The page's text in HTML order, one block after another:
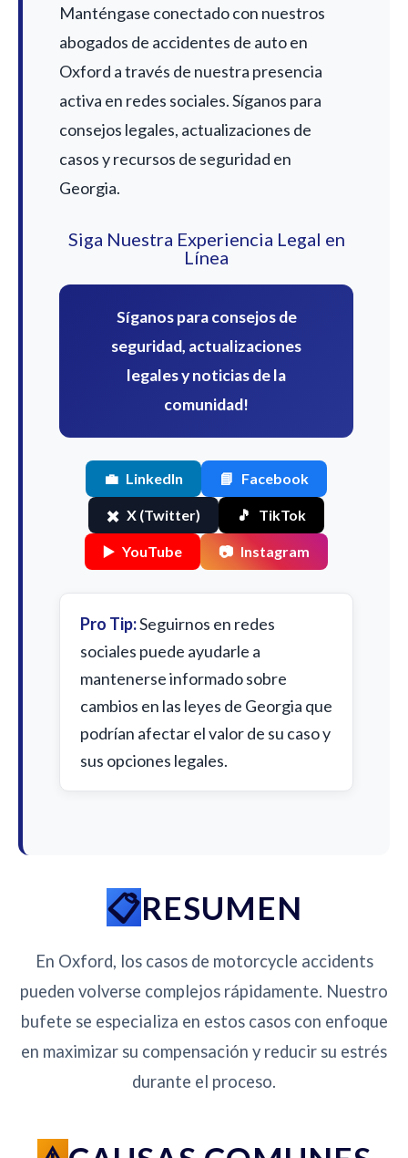
Manténgase conectado con nuestros
abogados de accidentes de auto en
Oxford a través de nuestra presencia
activa en redes sociales. Síganos para
consejos legales, actualizaciones de
casos y recursos de seguridad en
Georgia.
Siga Nuestra Experiencia Legal en
Línea
Síganos para consejos de
seguridad, actualizaciones
legales y noticias de la
comunidad!
💼 LinkedIn 📘 Facebook
✖️ X (Twitter) 🎵 TikTok
▶️ YouTube 📷 Instagram
Pro Tip:Seguirnos en redes
sociales puede ayudarle a
mantenerse informado sobre
cambios en las leyes de Georgia que
podrían afectar el valor de su caso y
sus opciones legales.
RESUMEN
En Oxford, los casos de motorcycle accidents
pueden volverse complejos rápidamente. Nuestro
bufete se especializa en estos casos con enfoque
en maximizar su compensación y reducir su estrés
durante el proceso.